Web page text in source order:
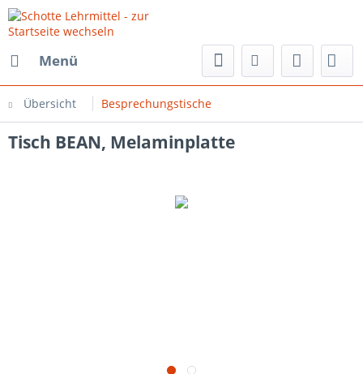
Menü
Übersicht Besprechungstische
Tisch BEAN, Melaminplatte